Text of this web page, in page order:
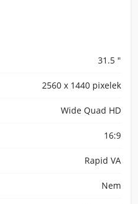
31.5 "
2560 x 1440 pixelek
Wide Quad HD
16:9
Rapid VA
Nem